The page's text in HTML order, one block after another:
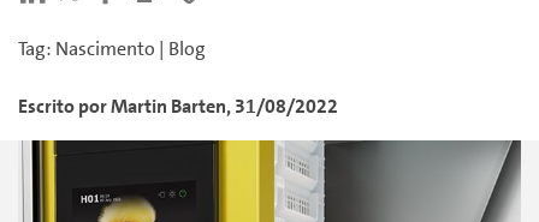
Tag: Nascimento | Blog
Escrito porMartin Barten,31/08/2022